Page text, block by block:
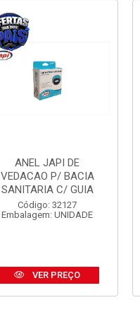
ANEL JAPI DE
VEDACAO P/ BACIA
SANITARIA C/ GUIA
Código: 32127
Embalagem: UNIDADE
VER PREÇO